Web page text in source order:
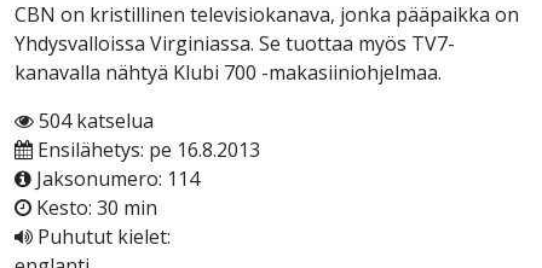
CBN on kristillinen televisiokanava, jonka pääpaikka on
Yhdysvalloissa Virginiassa. Se tuottaa myös TV7-
kanavalla nähtyä Klubi 700 -makasiiniohjelmaa.
504 katselua
Ensilähetys: pe 16.8.2013
Jaksonumero: 114
Kesto: 30 min
Puhutut kielet: